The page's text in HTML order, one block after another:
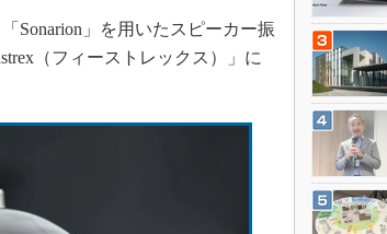
くりワールド
WORLD
無償設計ツール
イノベーション
Sonarion」を用いたスピーカー振
（フィーストレックス）」に